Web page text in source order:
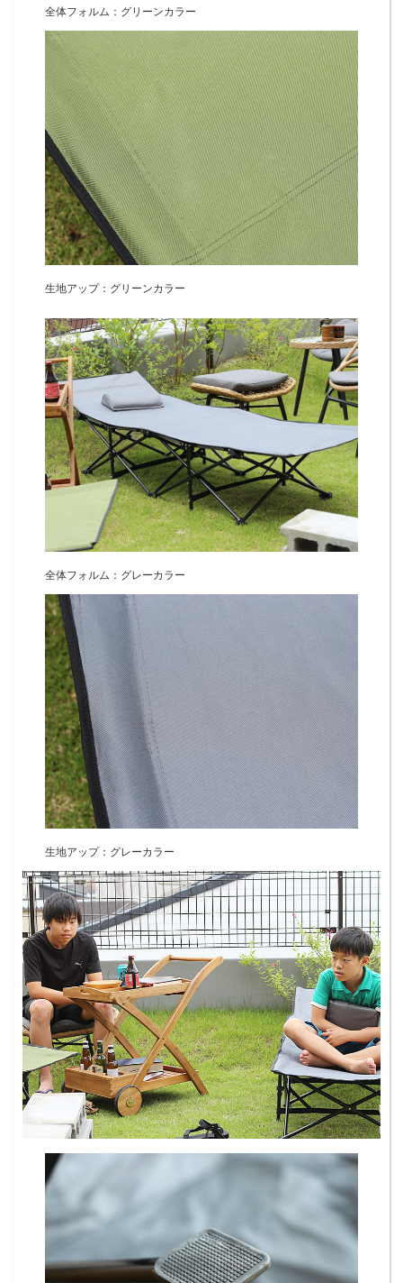
全体フォルム：グリーンカラー
生地アップ：グリーンカラー
全体フォルム：グレーカラー
生地アップ：グレーカラー